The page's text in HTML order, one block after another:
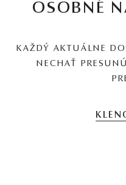
OSOBNÉ
KAŽDÝ AKTUÁLNE
NECHAŤ